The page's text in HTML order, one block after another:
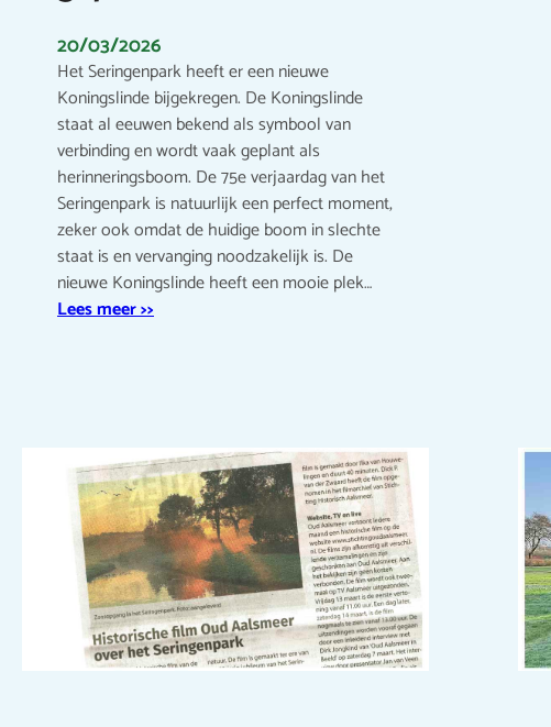
20/03/2026
Het Seringenpark heeft er een nieuwe
Koningslinde bijgekregen. De Koningslinde
staat al eeuwen bekend als symbool van
verbinding en wordt vaak geplant als
herinneringsboom. De 75e verjaardag van het
Seringenpark is natuurlijk een perfect moment,
zeker ook omdat de huidige boom in slechte
staat is en vervanging noodzakelijk is. De
nieuwe Koningslinde heeft een mooie plek…
Lees meer >>